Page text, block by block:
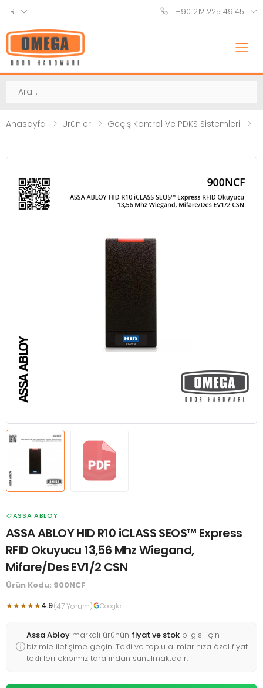
TR +90 212 225 49 45
Ara
Anasayfa Ürünler Geçiş Kontrol Ve PDKS Sistemleri
ASSA ABLOY
ASSA ABLOY HID R10 iCLASS SEOS™ Express
RFID Okuyucu 13,56 Mhz Wiegand,
Mifare/Des EV1/2 CSN
Ürün Kodu: 900NCF
★★★★★4.9(47 Yorum) Google
Assa Abloy markalı ürünün fiyat ve stok bilgisi için
bizimle iletişime geçin. Tekli ve toplu alımlarınıza özel fiyat
teklifleri ekibimiz tarafından sunulmaktadır.